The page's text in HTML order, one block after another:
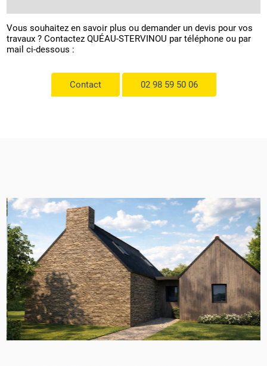
Vous souhaitez en savoir plus ou demander un devis pour vos
travaux ? Contactez QUÉAU-STERVINOU par téléphone ou par
mail ci-dessous :
Contact 02 98 59 50 06